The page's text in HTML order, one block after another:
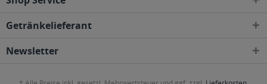
Getränkelieferant
Newsletter